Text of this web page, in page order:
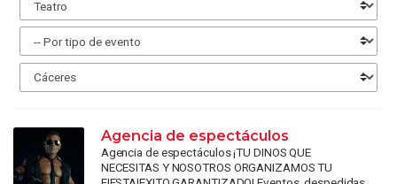
Agencia de espectáculos
Agencia de espectáculos ¡TU DINOS QUE
NECESITAS Y NOSOTROS ORGANIZAMOS TU